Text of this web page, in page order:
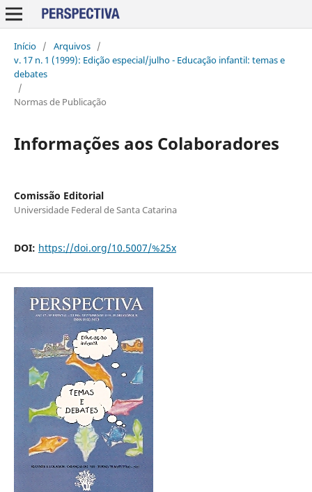
Início / Arquivos /
v. 17 n. 1 (1999): Edição especial/julho - Educação infantil: temas e
debates
/
Normas de Publicação
Informações aos Colaboradores
Comissão Editorial
Universidade Federal de Santa Catarina
DOI: https://doi.org/10.5007/%25x